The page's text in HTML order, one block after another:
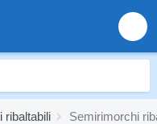
ribaltabili Semirimorchi